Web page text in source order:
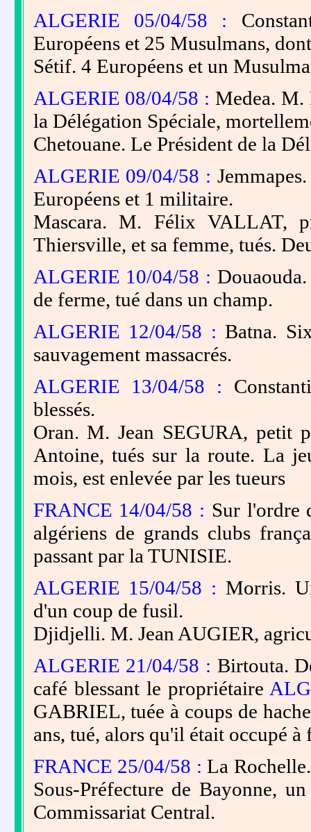
ALGERIE 05/04/58 :
Européens et 25 Musulmans,
Sétif. 4 Européens et un
ALGERIE 08/04/58 : Medea.
la Délégation Spéciale,
Chetouane. Le Président de la
ALGERIE 09/04/58 :
Européens et 1 militaire.
Mascara. M. Félix VALLAT,
Thiersville, et sa femme, tués.
ALGERIE 10/04/58 :
de ferme, tué dans un champ.
ALGERIE 12/04/58 : Batna.
sauvagement massacrés.
ALGERIE 13/04/58 :
blessés.
Oran. M. Jean SEGURA, petit
Antoine, tués sur la route. La
mois, est enlevée par les tueurs
FRANCE 14/04/58 : Sur l'ordre
algériens de grands clubs
passant par la TUNISIE.
ALGERIE 15/04/58 : Morris.
d'un coup de fusil.
Djidjelli. M. Jean AUGIER,
ALGERIE 21/04/58 : Birtouta.
café blessant le propriétaire
GABRIEL, tuée à coups de
ans, tué, alors qu'il était occupé à
FRANCE 25/04/58 : La
Sous-Préfecture de Bayonne,
Commissariat Central.